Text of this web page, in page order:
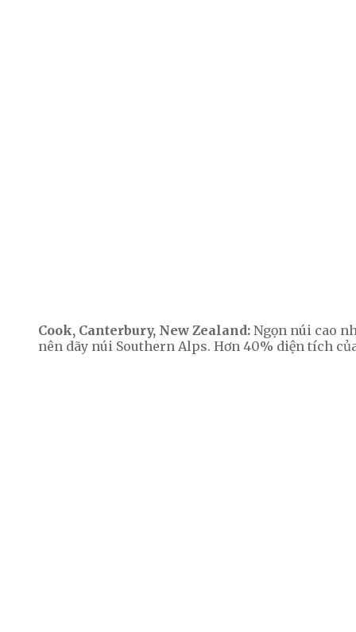
Cook, Canterbury, New Zealand: Ngọn núi cao
nên dãy núi Southern Alps. Hơn 40% diện tích